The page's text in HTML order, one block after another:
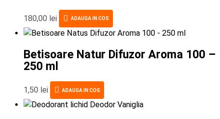
180,00 lei ADAUGA IN COS
Betisoare Natur Difuzor Aroma 100 –
250 ml
1,50 lei ADAUGA IN COS